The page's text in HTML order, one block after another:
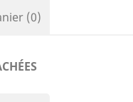
(0)